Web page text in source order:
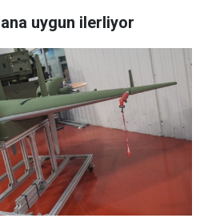
uygun ilerliyor